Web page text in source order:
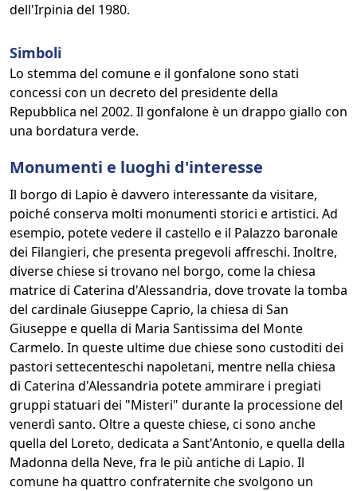
dell'Irpinia del 1980.
Simboli
Lo stemma del comune e il gonfalone sono stati
concessi con un decreto del presidente della
Repubblica nel 2002. Il gonfalone è un drappo giallo con
una bordatura verde.
Monumenti e luoghi d'interesse
Il borgo di Lapio è davvero interessante da visitare,
poiché conserva molti monumenti storici e artistici. Ad
esempio, potete vedere il castello e il Palazzo baronale
dei Filangieri, che presenta pregevoli affreschi. Inoltre,
diverse chiese si trovano nel borgo, come la chiesa
matrice di Caterina d'Alessandria, dove trovate la tomba
del cardinale Giuseppe Caprio, la chiesa di San
Giuseppe e quella di Maria Santissima del Monte
Carmelo. In queste ultime due chiese sono custoditi dei
pastori settecenteschi napoletani, mentre nella chiesa
di Caterina d'Alessandria potete ammirare i pregiati
gruppi statuari dei "Misteri" durante la processione del
venerdì santo. Oltre a queste chiese, ci sono anche
quella del Loreto, dedicata a Sant'Antonio, e quella della
Madonna della Neve, fra le più antiche di Lapio. Il
comune ha quattro confraternite che svolgono un